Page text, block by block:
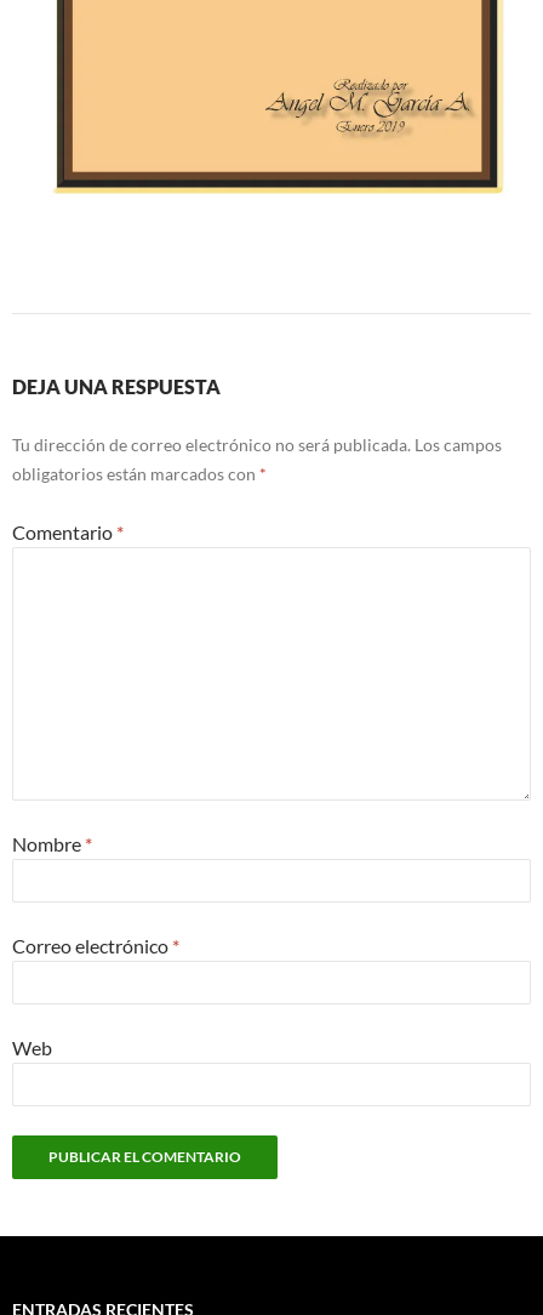
DEJA UNA RESPUESTA
Tu dirección de correo electrónico no será publicada. Los campos
obligatorios están marcados con *
Comentario *
Nombre *
Correo electrónico *
Web
ENTRADAS RECIENTES